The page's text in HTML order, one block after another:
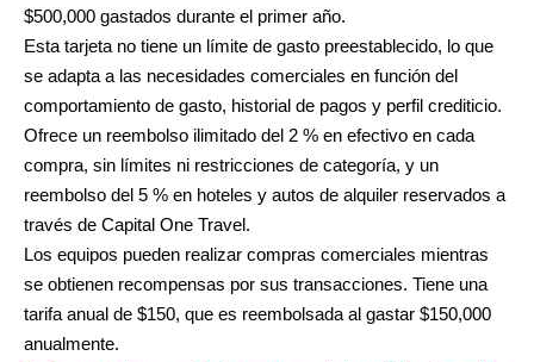
$500,000 gastados durante el primer año.
Esta tarjeta no tiene un límite de gasto preestablecido, lo que
se adapta a las necesidades comerciales en función del
comportamiento de gasto, historial de pagos y perfil crediticio.
Ofrece un reembolso ilimitado del 2 % en efectivo en cada
compra, sin límites ni restricciones de categoría, y un
reembolso del 5 % en hoteles y autos de alquiler reservados a
través de Capital One Travel.
Los equipos pueden realizar compras comerciales mientras
se obtienen recompensas por sus transacciones. Tiene una
tarifa anual de $150, que es reembolsada al gastar $150,000
anualmente.